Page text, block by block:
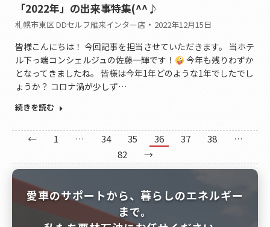
「2022年」の出来事特集(^^♪
札幌市東区 DDセルフ雁来インター店 2022年12月15日
皆様こんにちは！ 今回記事を担当させていただきます。 当ホテ
ル下っ端コンシェルジュの佐藤一輝です！
今年も残りわずか
となってきましたね。 皆様は今年1年どのような1年でしたでし
ょうか？ コロナ渦が少しず…
続きを読む
← 1 … 34 35 36 37 38
…
82
→
愛車のサポートから、暮らしのエネルギー
まで。